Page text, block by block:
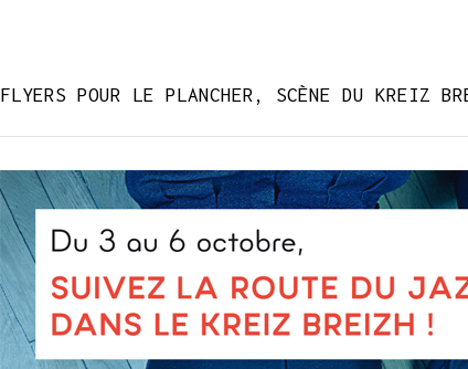
FLYERS POUR LE PLANCHER, SCÈNE DU KREIZ